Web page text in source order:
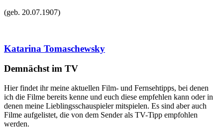
(geb. 20.07.1907)
Katarina Tomaschewsky
Demnächst im TV
Hier findet ihr meine aktuellen Film- und Fernsehtipps, bei denen
ich die Filme bereits kenne und euch diese empfehlen kann oder in
denen meine Lieblingsschauspieler mitspielen. Es sind aber auch
Filme aufgelistet, die von dem Sender als TV-Tipp empfohlen
werden.